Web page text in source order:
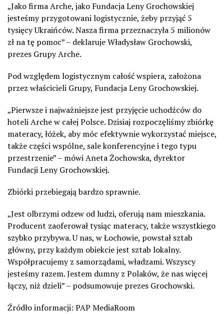
„Jako firma Arche, jako Fundacja Leny Grochowskiej
jesteśmy przygotowani logistycznie, żeby przyjąć 5
tysięcy Ukraińców. Nasza firma przeznaczyła 5 milionów
zł na tę pomoc” – deklaruje Władysław Grochowski,
prezes Grupy Arche.
Pod względem logistycznym całość wspiera, założona
przez właścicieli Grupy, Fundacja Leny Grochowskiej.
„Pierwsze i najważniejsze jest przyjęcie uchodźców do
hoteli Arche w całej Polsce. Dzisiaj rozpoczęliśmy zbiórkę
materacy, łóżek, aby móc efektywnie wykorzystać miejsce,
także części wspólne, sale konferencyjne i tego typu
przestrzenie” – mówi Aneta Żochowska, dyrektor
Fundacji Leny Grochowskiej.
Zbiórki przebiegają bardzo sprawnie.
„Jest olbrzymi odzew od ludzi, oferują nam mieszkania.
Producent zaoferował tysiąc materacy, także wszystkiego
szybko przybywa. U nas, w Łochowie, powstał sztab
główny, przy każdym obiekcie jest sztab lokalny.
Współpracujemy z samorządami, władzami. Wszyscy
jesteśmy razem. Jestem dumny z Polaków, że nas więcej
łączy, niż dzieli” – podsumowuje prezes Grochowski.
Źródło informacji: PAP MediaRoom